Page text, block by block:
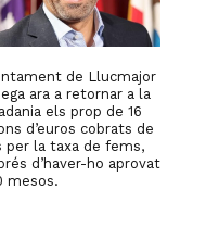
de Llucmajor
ara a retornar a la
els prop de 16
d’euros cobrats de
per la taxa de fems,
d’haver-ho aprovat
mesos.